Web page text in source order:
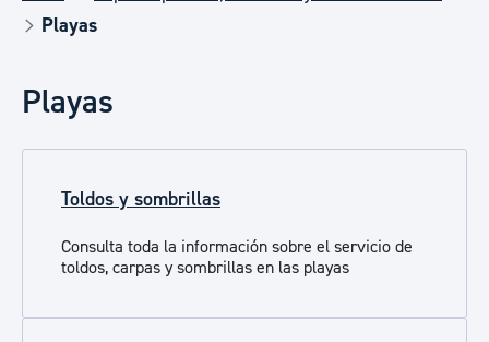
Playas
Playas
Toldos y sombrillas
Consulta toda la información sobre el servicio de
toldos, carpas y sombrillas en las playas